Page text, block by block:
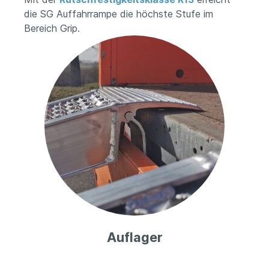
die SG Auffahrrampe die höchste Stufe im
Bereich Grip.
Auflager